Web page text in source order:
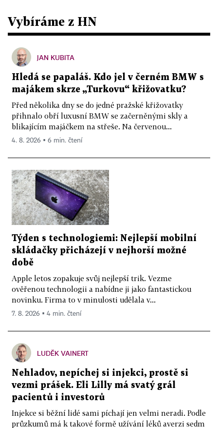
Vybíráme z HN
JAN KUBITA
Hledá se papaláš. Kdo jel v černém BMW s
majákem skrze „Turkovu“ křižovatku?
Před několika dny se do jedné pražské křižovatky
přihnalo obří luxusní BMW se začerněnými skly a
blikajícím majáčkem na střeše. Na červenou...
4. 8. 2026 ▪ 6 min. čtení
Týden s technologiemi: Nejlepší mobilní
skládačky přicházejí v nejhorší možné
době
Apple letos zopakuje svůj nejlepší trik. Vezme
ověřenou technologii a nabídne ji jako fantastickou
novinku. Firma to v minulosti udělala v...
7. 8. 2026 ▪ 4 min. čtení
LUDĚK VAINERT
Nehladov, nepíchej si injekci, prostě si
vezmi prášek. Eli Lilly má svatý grál
pacientů i investorů
Injekce si běžní lidé sami píchají jen velmi neradi. Podle
průzkumů má k takové formě užívání léků averzi sedm